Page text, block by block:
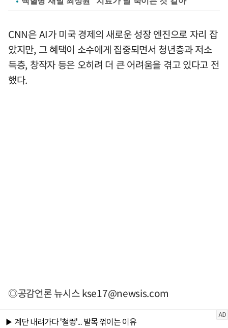
CNN은 AI가 미국 경제의 새로운 성장 엔진으로 자리 잡
았지만, 그 혜택이 소수에게 집중되면서 청년층과 저소
득층, 창작자 등은 오히려 더 큰 어려움을 겪고 있다고 전
했다.
◎공감언론 뉴시스kse17@newsis.com